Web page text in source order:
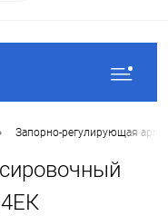
Запорно-регулирующая